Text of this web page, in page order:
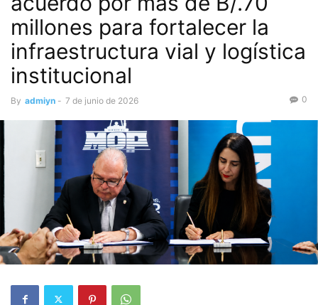
millones para fortalecer la
infraestructura vial y logística
institucional
By admiyn - 7 de junio de 2026 0